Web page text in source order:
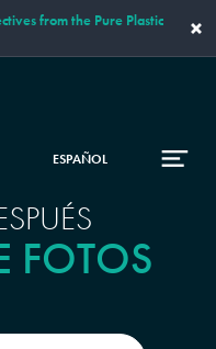
from the Pure Plastic
×
ESPAÑOL
FOTOS